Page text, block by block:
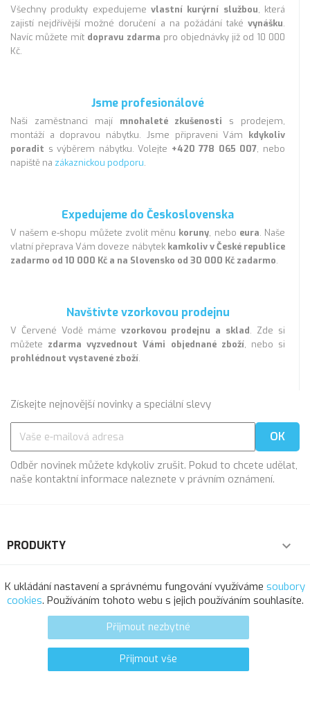
Všechny produkty expedujeme vlastní kurýrní službou, která
zajistí nejdřívější možné doručení a na požádání také vynášku.
Navíc můžete mít dopravu zdarma pro objednávky již od 10 000
Kč.
Jsme profesionálové
Naši zaměstnanci mají mnohaleté zkušenosti s prodejem,
montáží a dopravou nábytku. Jsme připraveni Vám kdykoliv
poradit s výběrem nábytku. Volejte +420 778 065 007, nebo
napiště na zákaznickou podporu.
Expedujeme do Československa
V našem e-shopu můžete zvolit měnu koruny, nebo eura. Naše
vlatní přeprava Vám doveze nábytek kamkoliv v České republice
zadarmo od 10 000 Kč a na Slovensko od 30 000 Kč zadarmo.
Navštivte vzorkovou prodejnu
V Červené Vodě máme vzorkovou prodejnu a sklad. Zde si
můžete zdarma vyzvednout Vámi objednané zboží, nebo si
prohlédnout vystavené zboží.
Získejte nejnovější novinky a speciální slevy
Odběr novinek můžete kdykoliv zrušit. Pokud to chcete udělat,
naše kontaktní informace naleznete v právním oznámení.
PRODUKTY 
NAŠE SPOLEČNOST 
VÁŠ ÚČET
INFORMACE O OBCHODU
K ukládání nastavení a správnému fungování využíváme soubory
cookies. Používáním tohoto webu s jejich používáním souhlasíte.
Přijmout nezbytné
Přijmout vše
© 2025 - Softresource, spol. s r.o.